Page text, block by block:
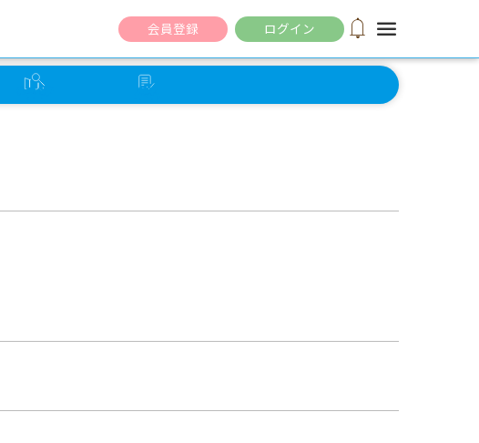
会員登録 ログイン notifications menu
ミーティング セルフ